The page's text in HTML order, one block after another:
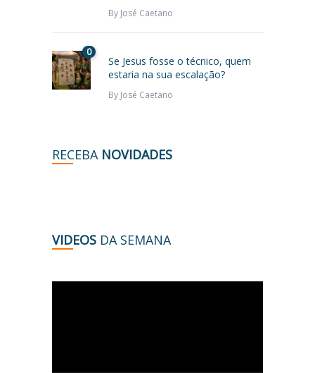
By José Caetano
0
Se Jesus fosse o técnico, quem
estaria na sua escalação?
By José Caetano
RECEBA NOVIDADES
VIDEOS DA SEMANA